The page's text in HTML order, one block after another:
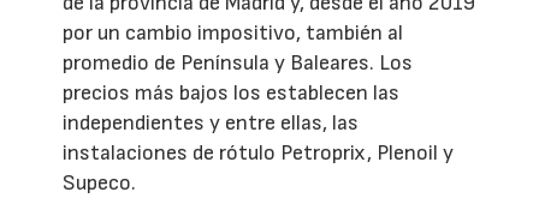
por un cambio impositivo, también al
promedio de Península y Baleares. Los
precios más bajos los establecen las
independientes y entre ellas, las
instalaciones de rótulo Petroprix, Plenoil y
Supeco.